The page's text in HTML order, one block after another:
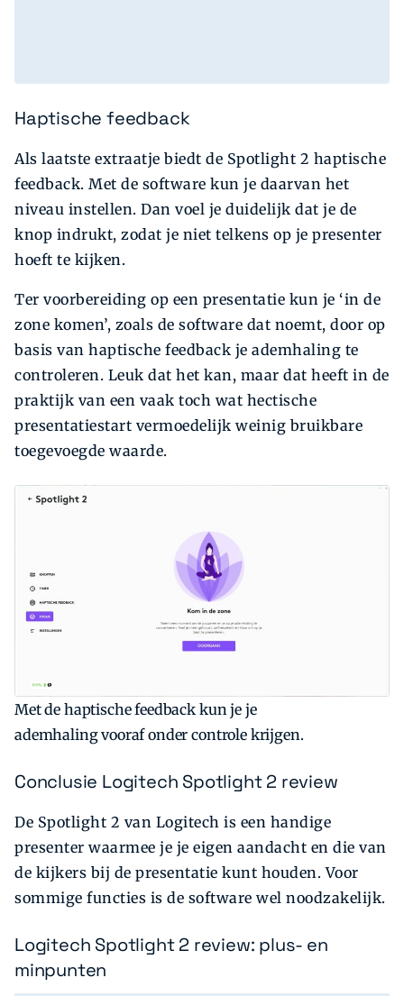
Haptische feedback
Als laatste extraatje biedt de Spotlight 2 haptische
feedback. Met de software kun je daarvan het
niveau instellen. Dan voel je duidelijk dat je de
knop indrukt, zodat je niet telkens op je presenter
hoeft te kijken.
Ter voorbereiding op een presentatie kun je ‘in de
zone komen’, zoals de software dat noemt, door op
basis van haptische feedback je ademhaling te
controleren. Leuk dat het kan, maar dat heeft in de
praktijk van een vaak toch wat hectische
presentatiestart vermoedelijk weinig bruikbare
toegevoegde waarde.
Met de haptische feedback kun je je
ademhaling vooraf onder controle krijgen.
Conclusie Logitech Spotlight 2 review
De Spotlight 2 van Logitech is een handige
presenter waarmee je je eigen aandacht en die van
de kijkers bij de presentatie kunt houden. Voor
sommige functies is de software wel noodzakelijk.
Logitech Spotlight 2 review: plus- en
minpunten